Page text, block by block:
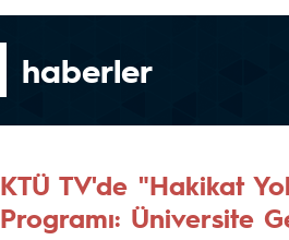
haberler
KTÜ TV'de "Hakikat
Programı: Üniversite